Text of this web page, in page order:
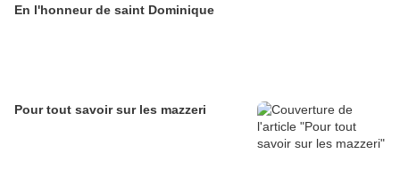
En l'honneur de saint Dominique
Pour tout savoir sur les mazzeri